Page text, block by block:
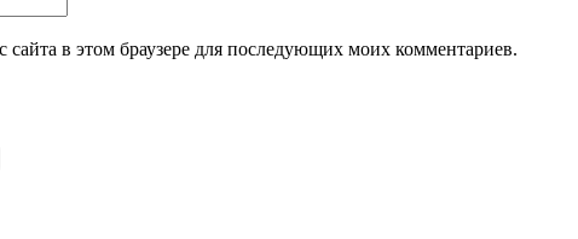
сайта в этом браузере для последующих моих комментариев.